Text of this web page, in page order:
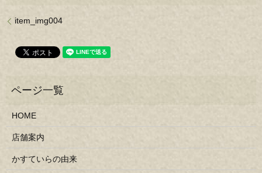
item_img004
HOME
店舗案内
かすていらの由来